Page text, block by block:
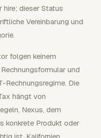
dieser Status
Vereinbarung und
folgen keinem
und
Rechnungsregime. Die
hängt von
Nexus, dem
konkrete Produkt oder